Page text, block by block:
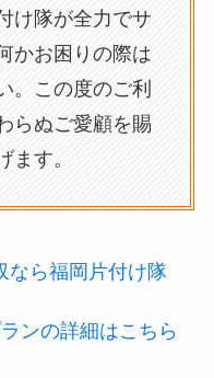
け隊が全力でサ
かお困りの際は
。この度のご利
らぬご愛顧を賜
ます。
なら福岡片付け隊
ンの詳細はこちら